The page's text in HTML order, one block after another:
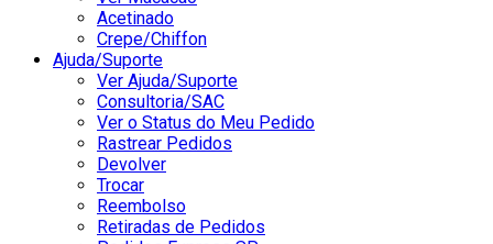
Acetinado
Crepe/Chiffon
Ajuda/Suporte
Ver Ajuda/Suporte
Consultoria/SAC
Ver o Status do Meu Pedido
Rastrear Pedidos
Devolver
Trocar
Reembolso
Retiradas de Pedidos